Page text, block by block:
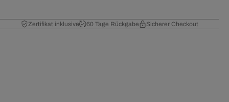
Zertifikat inklusive 60 Tage Rückgabe Sicherer Checkout